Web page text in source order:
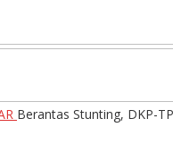
Berantas Stunting, DKP-